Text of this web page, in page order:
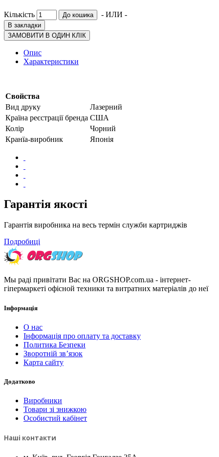
Кількість До кошика - ИЛИ -
В закладки
ЗАМОВИТИ В ОДИН КЛІК
Опис
Характеристики
Свойства
Вид друку
Лазерний
Країна реєстрації бренда США
Колір
Чорний
Кранїа-виробник
Японія
Гарантія якості
Гарантія виробника на весь термін служби картриджів
Подробиці
Мы раді привітати Вас на ORGSHOP.com.ua - інтернет-
гіпермаркеті офісной техники та витратних матеріалів до неї
Інформація
О нас
Інформація про оплату та доставку
Политика Безпеки
Зворотній зв’язок
Карта сайту
Додатково
Виробники
Товари зі знижкою
Особистий кабінет
Наші контакти